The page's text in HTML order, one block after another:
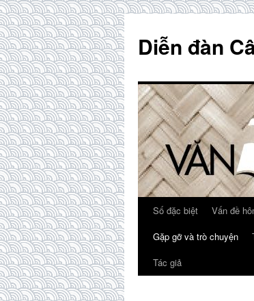
content
Diễn đàn
Số đặc biệt Vấn đề
Gặp gỡ và trò chuyện
Tác giả